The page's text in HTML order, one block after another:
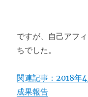
ですが、自己アフ
ちでした。
関連記事：2018
成果報告